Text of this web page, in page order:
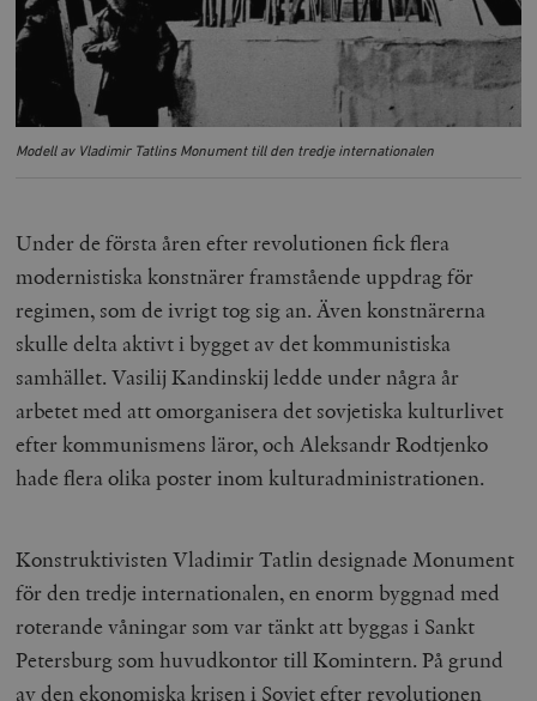
Modell av Vladimir Tatlins Monument till den tredje internationalen
Under de första åren efter revolutionen fick flera
modernistiska konstnärer framstående uppdrag för
regimen, som de ivrigt tog sig an. Även konstnärerna
skulle delta aktivt i bygget av det kommunistiska
samhället. Vasilij Kandinskij ledde under några år
arbetet med att omorganisera det sovjetiska kulturlivet
efter kommunismens läror, och Aleksandr Rodtjenko
hade flera olika poster inom kulturadministrationen.
Konstruktivisten Vladimir Tatlin designade Monument
för den tredje internationalen, en enorm byggnad med
roterande våningar som var tänkt att byggas i Sankt
Petersburg som huvudkontor till Komintern. På grund
av den ekonomiska krisen i Sovjet efter revolutionen